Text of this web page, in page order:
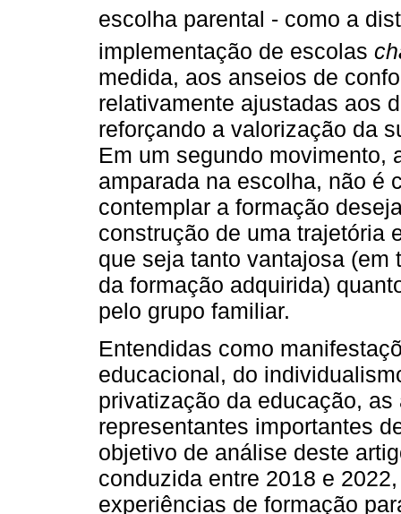
escolha parental - como a
implementação de escolas
medida, aos anseios de
relativamente ajustadas aos
reforçando a valorização da
Em um segundo movimento,
amparada na escolha, não é
contemplar a formação
construção de uma trajetória
que seja tanto vantajosa
da formação adquirida)
pelo grupo familiar.
Entendidas como
educacional, do
privatização da educação,
representantes importantes
objetivo de análise deste
conduzida entre 2018 e
experiências de formação